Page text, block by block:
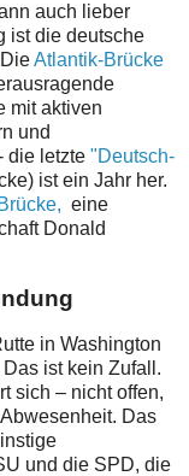
auch lieber
ist die deutsche
Atlantik-Brücke
mit aktiven
und
die letzte "Deutsch-
ist ein Jahr her.
eine
Donald
in Washington
ist kein Zufall.
sich – nicht offen,
Das
und die SPD, die